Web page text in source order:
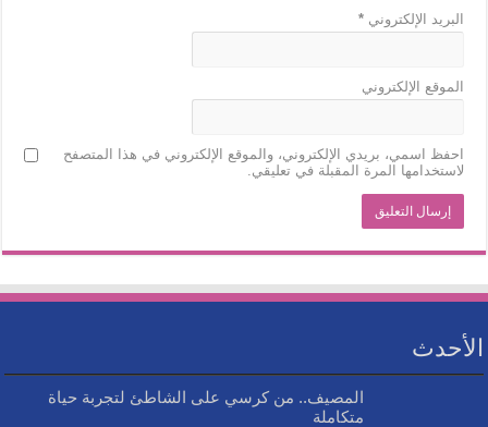
البريد الإلكتروني*
الموقع الإلكتروني
احفظ اسمي، بريدي الإلكتروني، والموقع الإلكتروني في هذا المتصفح
لاستخدامها المرة المقبلة في تعليقي.
الأحدث
المصيف.. من كرسي على الشاطئ لتجربة حياة
متكاملة